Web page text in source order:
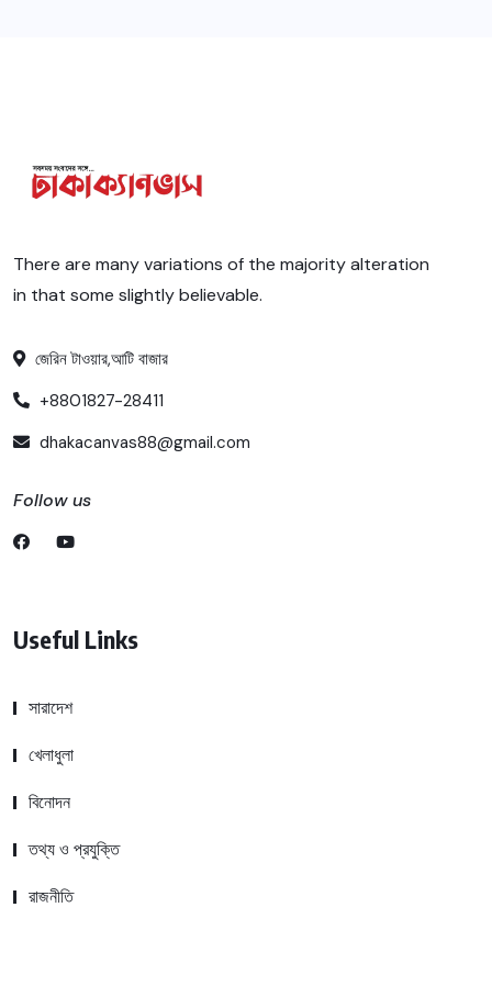
There are many variations of the majority alteration
in that some slightly believable.
জেরিন টাওয়ার,আটি বাজার
+8801827-28411
dhakacanvas88@gmail.com
Follow us
Useful Links
সারাদেশ
খেলাধুলা
বিনোদন
তথ্য ও প্রযুক্তি
রাজনীতি